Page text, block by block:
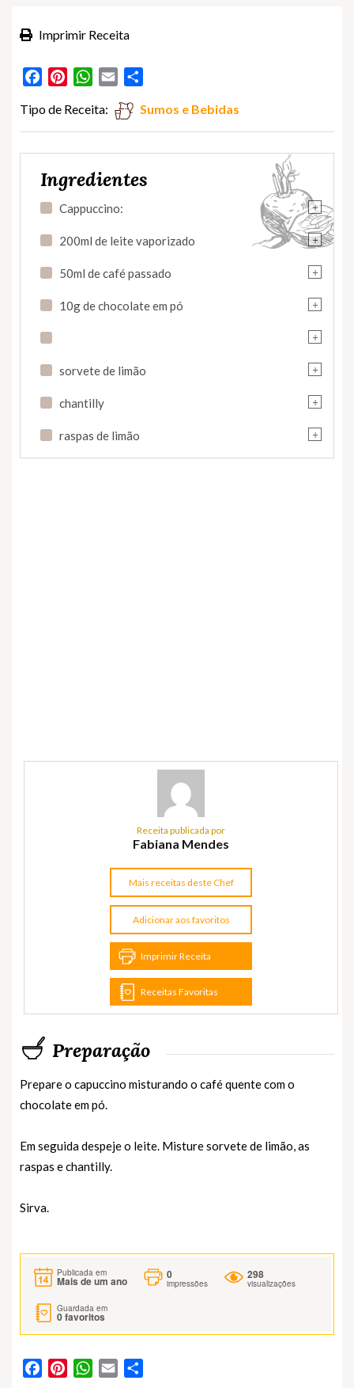
Imprimir Receita
FacebookPinterestWhatsApp
Email
Tipo de Receita: Sumos e Bebidas
Ingredientes
+
Cappuccino:
+
200ml de leite vaporizado
+
50ml de café passado
+
10g de chocolate em pó
+
+
sorvete de limão
+
chantilly
+
raspas de limão
Receita publicada por
Fabiana Mendes
Mais receitas deste Chef
Adicionar aos favoritos
Imprimir Receita
Receitas Favoritas
Preparação
Prepare o capuccino misturando o café quente com o
chocolate em pó.
Em seguida despeje o leite. Misture sorvete de limão, as
raspas e chantilly.
Sirva.
Publicada em
Mais de um ano
0
impressões
298
visualizações
Guardada em
0favoritos
FacebookPinterestWhatsApp
Email